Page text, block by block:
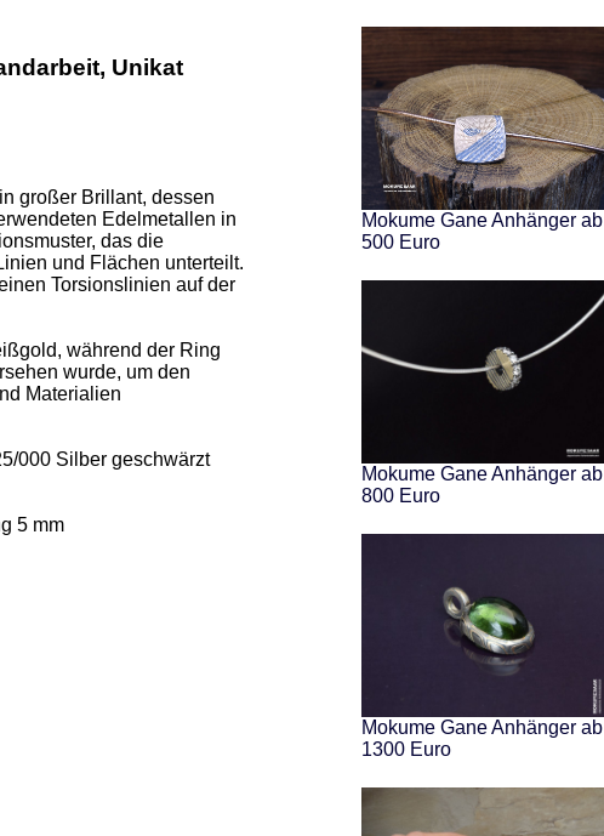
Unikat
großer Brillant, dessen
Edelmetallen in
das die
und Flächen unterteilt.
Torsionslinien auf der
während der Ring
wurde, um den
Materialien
000 Silber geschwärzt
5 mm
Mokume Gane Anhänger ab
500 Euro
Mokume Gane Anhänger ab
800 Euro
Mokume Gane Anhänger ab
1300 Euro